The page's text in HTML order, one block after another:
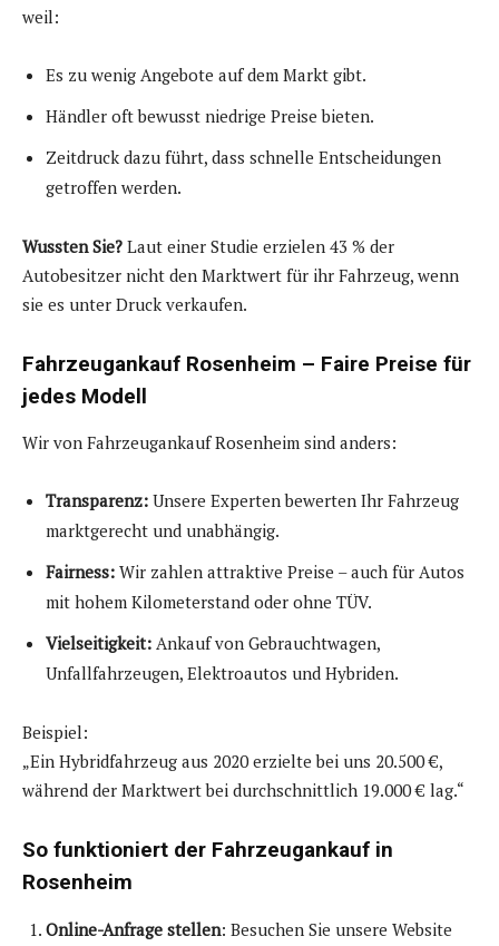
weil:
Es zu wenig Angebote auf dem Markt gibt.
Händler oft bewusst niedrige Preise bieten.
Zeitdruck dazu führt, dass schnelle Entscheidungen
getroffen werden.
Wussten Sie? Laut einer Studie erzielen 43 % der
Autobesitzer nicht den Marktwert für ihr Fahrzeug, wenn
sie es unter Druck verkaufen.
Fahrzeugankauf Rosenheim – Faire Preise für
jedes Modell
Wir von Fahrzeugankauf Rosenheim sind anders:
Transparenz: Unsere Experten bewerten Ihr Fahrzeug
marktgerecht und unabhängig.
Fairness: Wir zahlen attraktive Preise – auch für Autos
mit hohem Kilometerstand oder ohne TÜV.
Vielseitigkeit: Ankauf von Gebrauchtwagen,
Unfallfahrzeugen, Elektroautos und Hybriden.
Beispiel:
„Ein Hybridfahrzeug aus 2020 erzielte bei uns 20.500 €,
während der Marktwert bei durchschnittlich 19.000 € lag.“
So funktioniert der Fahrzeugankauf in
Rosenheim
Online-Anfrage stellen: Besuchen Sie unsere Website